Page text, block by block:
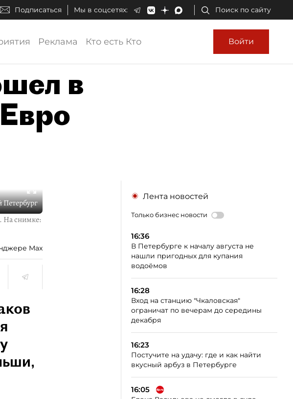
Подписаться Мы в соцсетях: Поиск по сайту
Реклама Кто есть Кто Войти
в
Петербург
На снимке:
Max
Лента новостей
Только бизнес новости
16:36
В Петербурге к началу августа не
нашли пригодных для купания
водоёмов
16:28
Вход на станцию "Чкаловская"
ограничат по вечерам до середины
декабря
16:23
Постучите на удачу: где и как найти
вкусный арбуз в Петербурге
16:05